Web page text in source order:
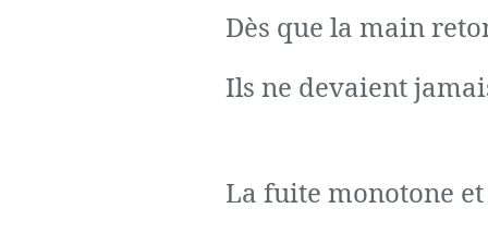
Dès que la main
Ils ne devaient
La fuite monotone